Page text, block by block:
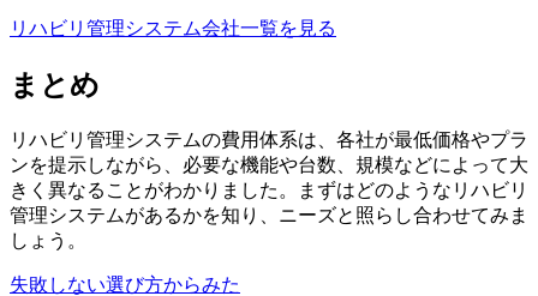
リハビリ管理システム会社一覧を見る
まとめ
リハビリ管理システムの費用体系は、各社が最低価格やプラ
ンを提示しながら、必要な機能や台数、規模などによって大
きく異なることがわかりました。まずはどのようなリハビリ
管理システムがあるかを知り、ニーズと照らし合わせてみま
しょう。
失敗しない選び方からみた